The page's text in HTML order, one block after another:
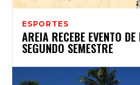
ESPORTES
AREIA RECEBE EVENTO
SEGUNDO SEMESTRE